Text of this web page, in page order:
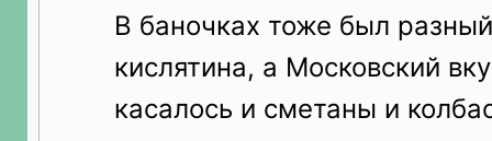
В баночках тоже был
кислятина, а Московский
касалось и сметаны и